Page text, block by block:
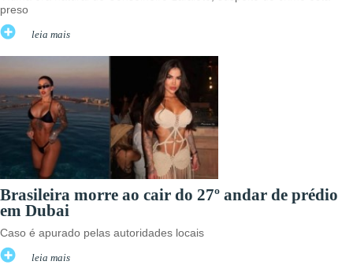
preso
leia mais
Brasileira morre ao cair do 27º andar de prédio
em Dubai
Caso é apurado pelas autoridades locais
leia mais